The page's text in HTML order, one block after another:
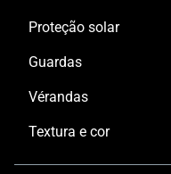
Proteção solar
Guardas
Vérandas
Textura e cor